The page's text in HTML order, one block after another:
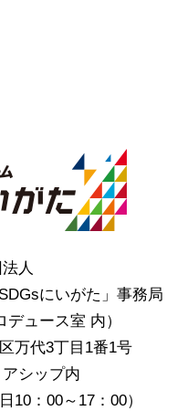
法人
にいがた」事務局
デュース室 内）
万代3丁目1番1号
シップ内
10：00～17：00）